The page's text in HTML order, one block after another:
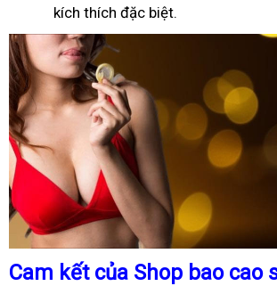
kích thích đặc biệt.
Cam kết của Shop bao cao